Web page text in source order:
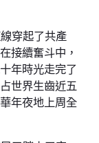
穿起了共產
接續奮斗中，
年時光走完了
世界生齒近五
年夜地上周全